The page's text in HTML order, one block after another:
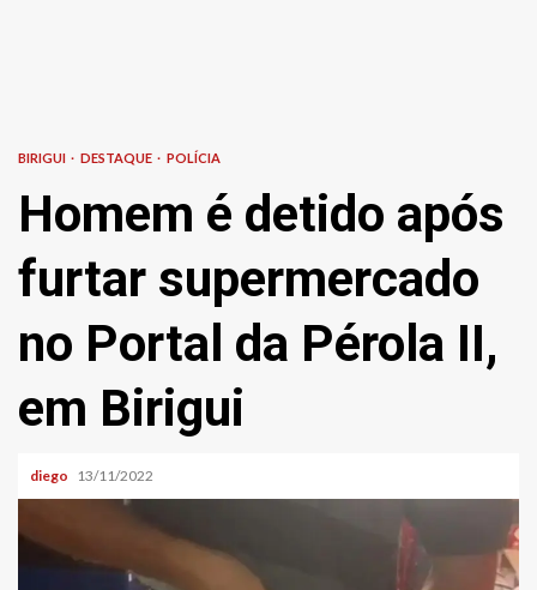
BIRIGUI DESTAQUE POLÍCIA
Homem é detido após
furtar supermercado
no Portal da Pérola II,
em Birigui
diego 13/11/2022